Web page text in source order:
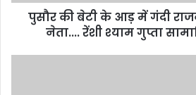
पुसौर की बेटी के आड़ में गंदी
नेता.... रेंशी श्याम गुप्ता